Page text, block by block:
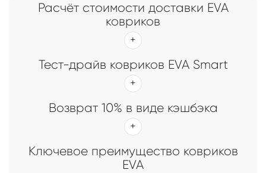
Расчёт стоимости доставки EVA
ковриков
Тест-драйв ковриков EVA Smart
Возврат 10% в виде кэшбэка
Ключевое преимущество ковриков
EVA